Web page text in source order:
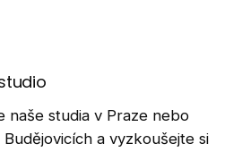
naše studia v Praze nebo
Budějovicích a vyzkoušejte si